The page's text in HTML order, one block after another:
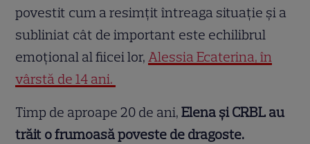
povestit cum a resimțit întreaga situație și a
subliniat cât de important este echilibrul
emoțional al fiicei lor,Alessia Ecaterina, în
vârstă de 14 ani.
Timp de aproape 20 de ani, Elena și CRBL au
trăit o frumoasă poveste de dragoste.